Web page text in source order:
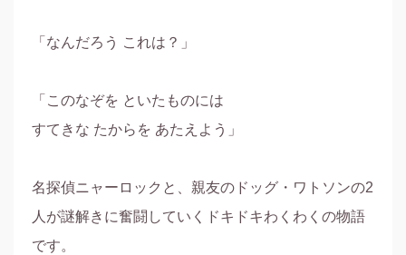
「なんだろう これは？」
「このなぞを といたものには
すてきな たからを あたえよう」
名探偵ニャーロックと、親友のドッグ・ワトソンの2
人が謎解きに奮闘していくドキドキわくわくの物語
です。